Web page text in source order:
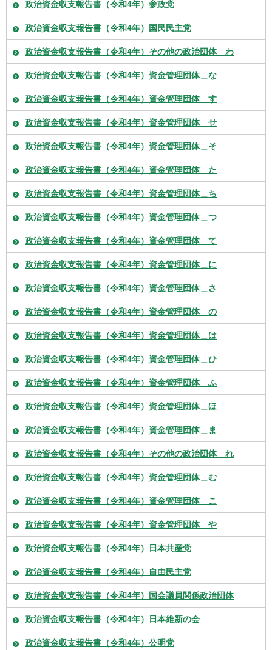
政治資金収支報告書（令和4年）参政党
政治資金収支報告書（令和4年）国民民主党
政治資金収支報告書（令和4年）その他の政治団体＿わ
政治資金収支報告書（令和4年）資金管理団体＿な
政治資金収支報告書（令和4年）資金管理団体＿す
政治資金収支報告書（令和4年）資金管理団体＿せ
政治資金収支報告書（令和4年）資金管理団体＿そ
政治資金収支報告書（令和4年）資金管理団体＿た
政治資金収支報告書（令和4年）資金管理団体＿ち
政治資金収支報告書（令和4年）資金管理団体＿つ
政治資金収支報告書（令和4年）資金管理団体＿て
政治資金収支報告書（令和4年）資金管理団体＿に
政治資金収支報告書（令和4年）資金管理団体＿さ
政治資金収支報告書（令和4年）資金管理団体＿の
政治資金収支報告書（令和4年）資金管理団体＿は
政治資金収支報告書（令和4年）資金管理団体＿ひ
政治資金収支報告書（令和4年）資金管理団体＿ふ
政治資金収支報告書（令和4年）資金管理団体＿ほ
政治資金収支報告書（令和4年）資金管理団体＿ま
政治資金収支報告書（令和4年）その他の政治団体＿れ
政治資金収支報告書（令和4年）資金管理団体＿む
政治資金収支報告書（令和4年）資金管理団体＿こ
政治資金収支報告書（令和4年）資金管理団体＿や
政治資金収支報告書（令和4年）日本共産党
政治資金収支報告書（令和4年）自由民主党
政治資金収支報告書（令和4年）国会議員関係政治団体
政治資金収支報告書（令和4年）日本維新の会
政治資金収支報告書（令和4年）公明党